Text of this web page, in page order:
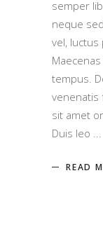
semper
neque
vel, luctus
tempus.
venenatis
sit amet
Duis leo
READ